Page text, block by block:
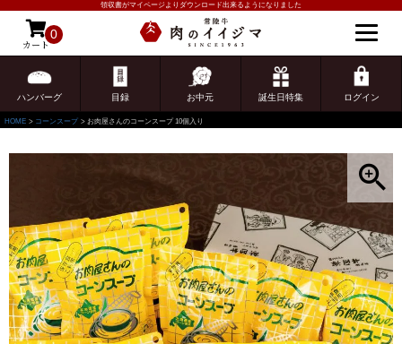
領収書がマイページよりダウンロード出来るようになりました
カート
0
ハンバーグ 目録 お中元 誕生日特集 ログイン
ゲスト 様こんにちは
ログイン
HOME コーンスープ お肉屋さんのコーンスープ 10個入り